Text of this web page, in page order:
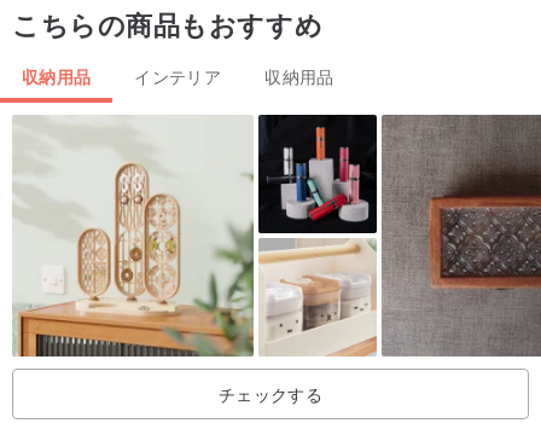
s8
こちらの商品もおすすめ
収納用品 インテリア 収納用品
チェックする